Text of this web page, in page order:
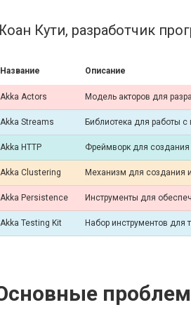
Кути, разработчик
Название Описание
Akka Actors Модель акторов для
Akka Streams Библиотека для работы
Akka HTTP Фреймворк для создания
Akka Clustering Механизм для создания
Akka Persistence Инструменты для
Akka Testing Kit Набор инструментов для